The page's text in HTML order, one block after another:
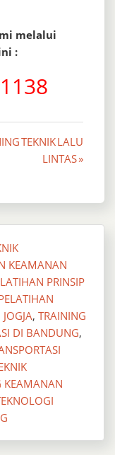
melalui
:
TEKNIK LALU
LINTAS »
KEAMANAN
PRINSIP
, TRAINING
DI BANDUNG,
KEAMANAN